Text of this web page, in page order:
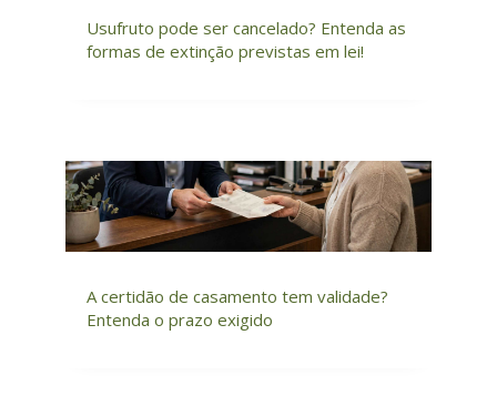
Usufruto pode ser cancelado? Entenda as
formas de extinção previstas em lei!
A certidão de casamento tem validade?
Entenda o prazo exigido